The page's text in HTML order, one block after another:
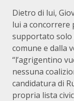
Dietro di lui,
lui a concorrere
supportato solo
comune e dalla
“l’agrigentino
nessuna
candidatura di
propria lista